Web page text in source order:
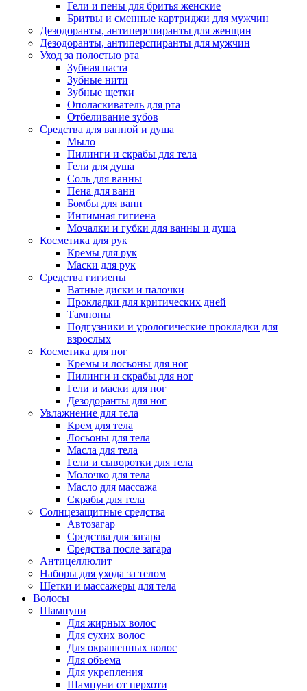
Гели и пены для бритья женские
Бритвы и сменные картриджи для мужчин
Дезодоранты, антиперспиранты для женщин
Дезодоранты, антиперспиранты для мужчин
Уход за полостью рта
Зубная паста
Зубные нити
Зубные щетки
Ополаскиватель для рта
Отбеливание зубов
Средства для ванной и душа
Мыло
Пилинги и скрабы для тела
Гели для душа
Соль для ванны
Пена для ванн
Бомбы для ванн
Интимная гигиена
Мочалки и губки для ванны и душа
Косметика для рук
Кремы для рук
Маски для рук
Средства гигиены
Ватные диски и палочки
Прокладки для критических дней
Тампоны
Подгузники и урологические прокладки для
взрослых
Косметика для ног
Кремы и лосьоны для ног
Пилинги и скрабы для ног
Гели и маски для ног
Дезодоранты для ног
Увлажнение для тела
Крем для тела
Лосьоны для тела
Масла для тела
Гели и сыворотки для тела
Молочко для тела
Масло для массажа
Скрабы для тела
Солнцезащитные средства
Автозагар
Средства для загара
Средства после загара
Антицеллюлит
Наборы для ухода за телом
Щетки и массажеры для тела
Волосы
Шампуни
Для жирных волос
Для сухих волос
Для окрашенных волос
Для объема
Для укрепления
Шампуни от перхоти